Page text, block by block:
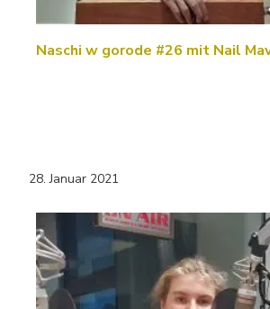
Naschi w gorode #26 mit Nail
28. Januar 2021